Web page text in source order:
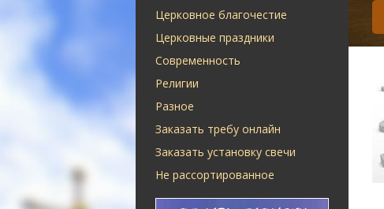
Церковное благочестие
Церковные праздники
Современность
Религии
Разное
Заказать требу онлайн
Заказать установку свечи
Не рассортированное